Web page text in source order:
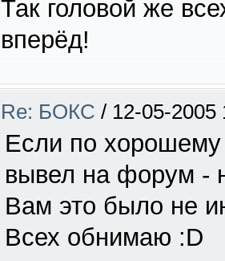
Так головой же
вперёд!
Re: БОКС / 12-05-2005
Если по
вывел на форум -
Вам это было не
Всех обнимаю :D